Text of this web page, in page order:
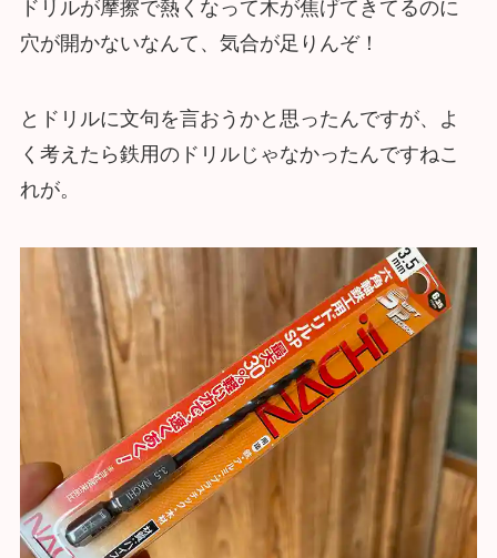
ドリルが摩擦で熱くなって木が焦げてきてるのに
穴が開かないなんて、気合が足りんぞ！
とドリルに文句を言おうかと思ったんですが、よ
く考えたら鉄用のドリルじゃなかったんですねこ
れが。